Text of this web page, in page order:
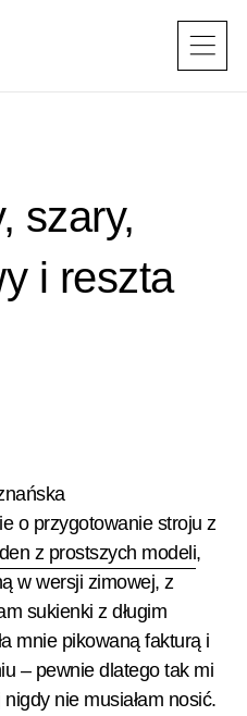
szary,
i reszta
o przygotowanie stroju z
z prostszych modeli,
w wersji zimowej, z
sukienki z długim
mnie pikowaną fakturą i
– pewnie dlatego tak mi
nie musiałam nosić.